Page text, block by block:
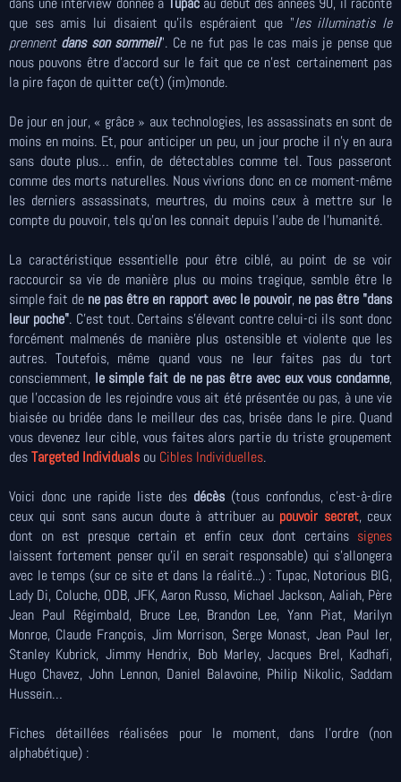
que ses amis lui disaient qu'ils espéraient que "les illuminatis le
prennent dans son sommeil". Ce ne fut pas le cas mais je pense que
nous pouvons être d'accord sur le fait que ce n'est certainement pas
la pire façon de quitter ce(t) (im)monde.
De jour en jour, « grâce » aux technologies, les assassinats en sont de
moins en moins. Et, pour anticiper un peu, un jour proche il n’y en aura
sans doute plus… enfin, de détectables comme tel. Tous passeront
comme des morts naturelles. Nous vivrions donc en ce moment-même
les derniers assassinats, meurtres, du moins ceux à mettre sur le
compte du pouvoir, tels qu'on les connait depuis l'aube de l'humanité.
La caractéristique essentielle pour être ciblé, au point de se voir
raccourcir sa vie de manière plus ou moins tragique, semble être le
simple fait de ne pas être en rapport avec le pouvoir, ne pas être "dans
leur poche". C'est tout. Certains s'élevant contre celui-ci ils sont donc
forcément malmenés de manière plus ostensible et violente que les
autres. Toutefois, même quand vous ne leur faites pas du tort
consciemment, le simple fait de ne pas être avec eux vous condamne,
que l'occasion de les rejoindre vous ait été présentée ou pas, à une vie
biaisée ou bridée dans le meilleur des cas, brisée dans le pire. Quand
vous devenez leur cible, vous faites alors partie du triste groupement
desTargeted Individuals ou Cibles Individuelles.
Voici donc une rapide liste des décès (tous confondus, c’est-à-dire
ceux qui sont sans aucun doute à attribuer au pouvoir secret, ceux
dont on est presque certain et enfin ceux dont certains signes
laissent fortement penser qu’il en serait responsable) qui s'allongera
avec le temps (sur ce site et dans la réalité...) : Tupac, Notorious BIG,
Lady Di, Coluche, ODB, JFK, Aaron Russo, Michael Jackson, Aaliah, Père
Jean Paul Régimbald, Bruce Lee, Brandon Lee, Yann Piat, Marilyn
Monroe, Claude François, Jim Morrison, Serge Monast, Jean Paul Ier,
Stanley Kubrick, Jimmy Hendrix, Bob Marley, Jacques Brel, Kadhafi,
Hugo Chavez, John Lennon, Daniel Balavoine, Philip Nikolic, Saddam
Hussein…
Fiches détaillées réalisées pour le moment, dans l'ordre (non
alphabétique) :